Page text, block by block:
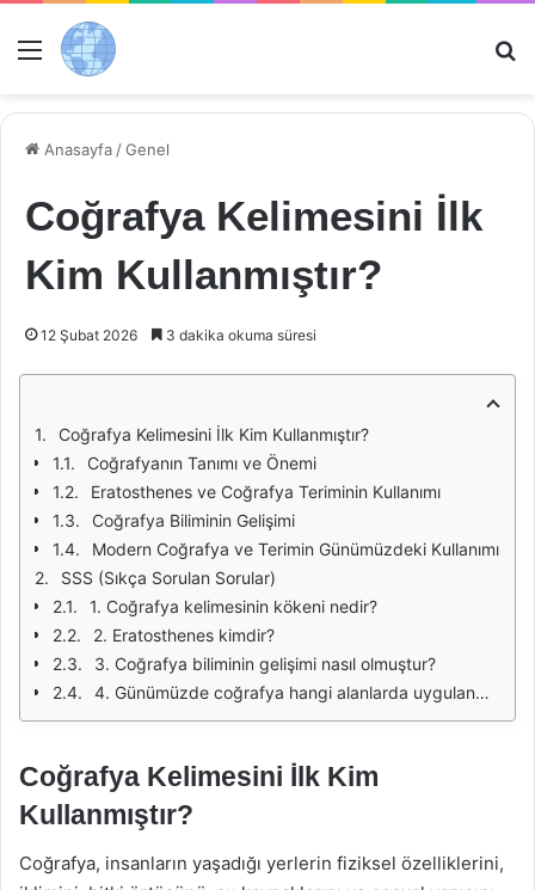
Menü
Anasayfa /Genel
Coğrafya Kelimesini İlk
Kim Kullanmıştır?
12 Şubat 2026 3 dakika okuma süresi
Coğrafya Kelimesini İlk Kim Kullanmıştır?
Coğrafyanın Tanımı ve Önemi
Eratosthenes ve Coğrafya Teriminin Kullanımı
Coğrafya Biliminin Gelişimi
Modern Coğrafya ve Terimin Günümüzdeki Kullanımı
SSS (Sıkça Sorulan Sorular)
1. Coğrafya kelimesinin kökeni nedir?
2. Eratosthenes kimdir?
3. Coğrafya biliminin gelişimi nasıl olmuştur?
4. Günümüzde coğrafya hangi alanlarda uygulanmaktadır?
Coğrafya Kelimesini İlk Kim
Kullanmıştır?
Coğrafya, insanların yaşadığı yerlerin fiziksel özelliklerini,